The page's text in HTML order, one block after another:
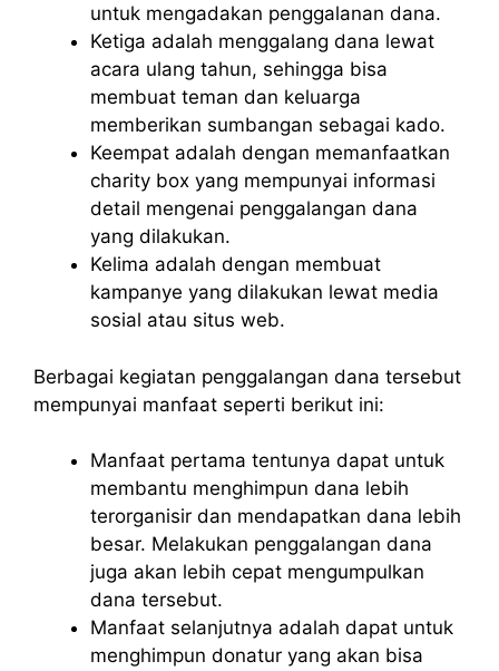
untuk mengadakan penggalanan dana.
Ketiga adalah menggalang dana lewat
acara ulang tahun, sehingga bisa
membuat teman dan keluarga
memberikan sumbangan sebagai kado.
Keempat adalah dengan memanfaatkan
charity box yang mempunyai informasi
detail mengenai penggalangan dana
yang dilakukan.
Kelima adalah dengan membuat
kampanye yang dilakukan lewat media
sosial atau situs web.
Berbagai kegiatan penggalangan dana tersebut
mempunyai manfaat seperti berikut ini:
Manfaat pertama tentunya dapat untuk
membantu menghimpun dana lebih
terorganisir dan mendapatkan dana lebih
besar. Melakukan penggalangan dana
juga akan lebih cepat mengumpulkan
dana tersebut.
Manfaat selanjutnya adalah dapat untuk
menghimpun donatur yang akan bisa